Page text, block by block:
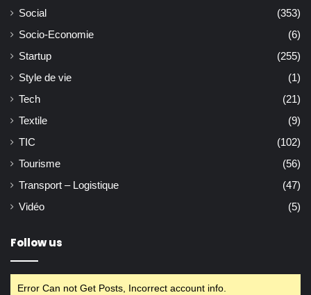
Social
(353)
Socio-Economie
(6)
Startup
(255)
Style de vie
(1)
Tech
(21)
Textile
(9)
TIC
(102)
Tourisme
(56)
Transport – Logistique
(47)
Vidéo
(5)
Follow us
Error Can not Get Posts, Incorrect account info.